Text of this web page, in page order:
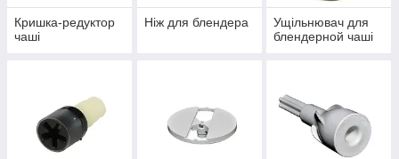
Кришка-редуктор
чаші
Ніж для блендера
Ущільнювач для
блендерной чаші